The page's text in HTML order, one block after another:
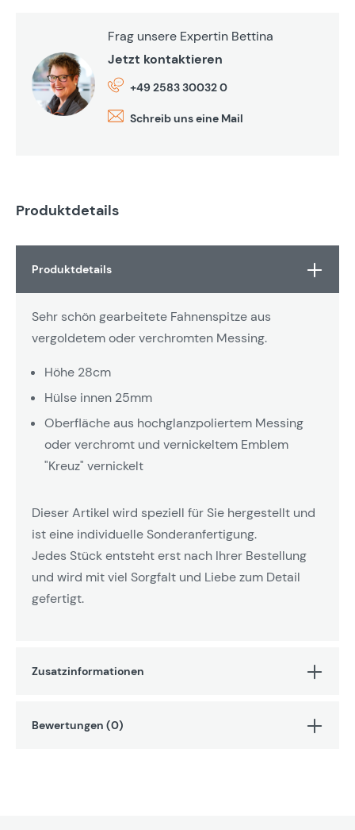
Frag unsere Expertin Bettina
Jetzt kontaktieren
+49 2583 30032 0
Schreib uns eine Mail
Produktdetails
Produktdetails
Sehr schön gearbeitete Fahnenspitze aus
vergoldetem oder verchromten Messing.
Höhe 28cm
Hülse innen 25mm
Oberfläche aus hochglanzpoliertem Messing
oder verchromt und vernickeltem Emblem
"Kreuz" vernickelt
Dieser Artikel wird speziell für Sie hergestellt und
ist eine individuelle Sonderanfertigung.
Jedes Stück entsteht erst nach Ihrer Bestellung
und wird mit viel Sorgfalt und Liebe zum Detail
gefertigt.
Zusatzinformationen
Bewertungen (0)